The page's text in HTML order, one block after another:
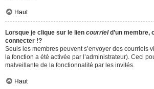
Haut
Lorsque je clique sur le lien courrield’un membre,
connecter !?
Seuls les membres peuvent s’envoyer des courriels
la fonction a été activée par l’administrateur). Ceci
malveillante de la fonctionnalité par les invités.
Haut